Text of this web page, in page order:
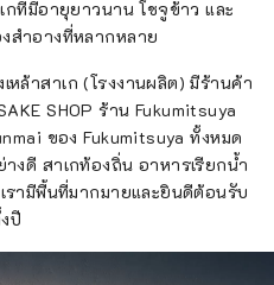
กที่มีอายุยาวนาน โชจูข้าว และ
สำอางที่หลากหลาย
หล้าสาเก (โรงงานผลิต) มีร้านค้า
SHOP ร้าน Fukumitsuya
ของ Fukumitsuya ทั้งหมด
งดี สาเกท้องถิ่น อาหารเรียกน้ำ
รามีพื้นที่มากมายและยินดีต้อนรับ
ปี